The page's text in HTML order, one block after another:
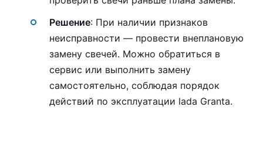
Решение: При наличии признаков
неисправности — провести внеплановую
замену свечей. Можно обратиться в
сервис или выполнить замену
самостоятельно, соблюдая порядок
действий по эксплуатации lada Granta.